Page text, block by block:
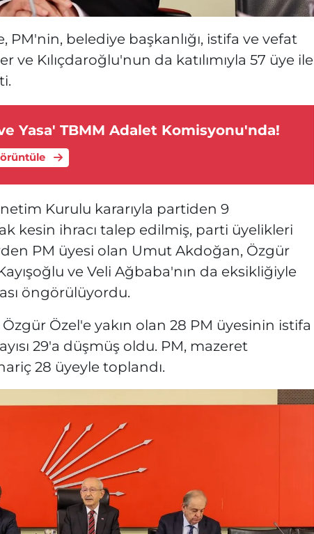
PM'nin, belediye başkanlığı, istifa ve vefat
ve Kılıçdaroğlu'nun da katılımıyla 57 üye ile
Yasa' TBMM Adalet Komisyonu'nda!
Kurulu kararıyla partiden 9
kesin ihracı talep edilmiş, parti üyelikleri
PM üyesi olan Umut Akdoğan, Özgür
ve Veli Ağbaba'nın da eksikliğiyle
öngörülüyordu.
Özel'e yakın olan 28 PM üyesinin istifa
29'a düşmüş oldu. PM, mazeret
28 üyeyle toplandı.